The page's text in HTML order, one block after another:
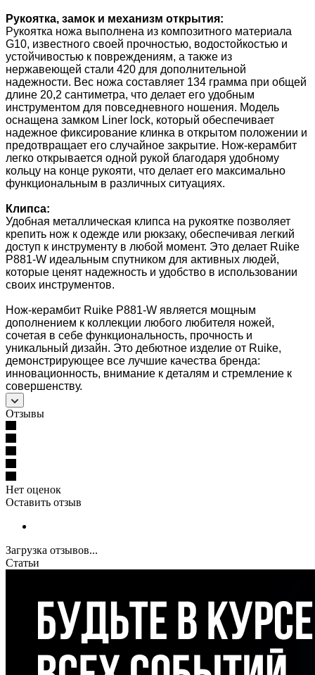
Рукоятка, замок и механизм открытия:
Рукоятка ножа выполнена из композитного материала
G10, известного своей прочностью, водостойкостью и
устойчивостью к повреждениям, а также из
нержавеющей стали 420 для дополнительной
надежности. Вес ножа составляет 134 грамма при общей
длине 20,2 сантиметра, что делает его удобным
инструментом для повседневного ношения. Модель
оснащена замком Liner lock, который обеспечивает
надежное фиксирование клинка в открытом положении и
предотвращает его случайное закрытие. Нож-керамбит
легко открывается одной рукой благодаря удобному
кольцу на конце рукояти, что делает его максимально
функциональным в различных ситуациях.
Клипса:
Удобная металлическая клипса на рукоятке позволяет
крепить нож к одежде или рюкзаку, обеспечивая легкий
доступ к инструменту в любой момент. Это делает Ruike
P881-W идеальным спутником для активных людей,
которые ценят надежность и удобство в использовании
своих инструментов.
Нож-керамбит Ruike P881-W является мощным
дополнением к коллекции любого любителя ножей,
сочетая в себе функциональность, прочность и
уникальный дизайн. Это дебютное изделие от Ruike,
демонстрирующее все лучшие качества бренда:
инновационность, внимание к деталям и стремление к
совершенству.
Отзывы
Нет оценок
Оставить отзыв
Загрузка отзывов...
Статьи